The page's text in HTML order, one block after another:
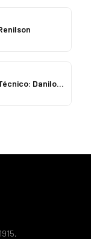
Técnico: Danilo Menezes